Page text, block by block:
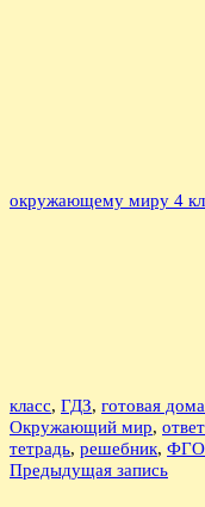
окружающему миру 4
класс, ГДЗ, готовая
Окружающий мир,
тетрадь, решебник,
Навигация
Предыдущая запись